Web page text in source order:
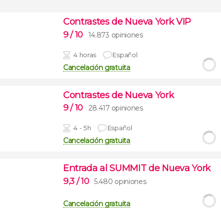
Contrastes de Nueva York VIP
9/ 10 14.873 opiniones
4 horas Español
Cancelación gratuita
Contrastes de Nueva York
9/ 10 28.417 opiniones
4 - 5h Español
Cancelación gratuita
Entrada al SUMMIT de Nueva York
9,3 / 10 5.480 opiniones
Cancelación gratuita